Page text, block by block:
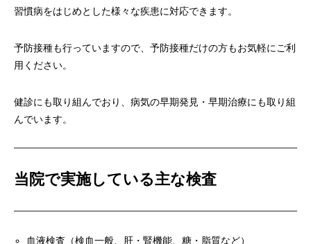
習慣病をはじめとした様々な疾患に対応できます。
予防接種も行っていますので、予防接種だけの方もお気軽にご利
用ください。
健診にも取り組んでおり、病気の早期発見・早期治療にも取り組
んでいます。
当院で実施している主な検査
血液検査（検血一般、肝・腎機能、糖・脂質など）